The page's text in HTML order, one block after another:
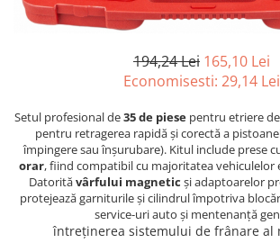
Masini de gaurit si Insurubat
Polizoare
Pompe Combustibil
Prelungitoare
Protectia muncii
Scule Pneumatice
Ventilatoare radiatoare
194,24 Lei 165,10 Lei
Economisesti: 29,14 Lei
Setul profesional de35 de piese pentru etriere
pentru retragerea rapidă și corectă a
împingere sau înșurubare). Kitul include prese
orar, fiind compatibil cu majoritatea vehiculelor
Datorităvârfului magnetic și adaptoarelor
protejează garniturile și cilindrul împotriva
service-uri auto și mentenanță
întreținerea sistemului de frânare al